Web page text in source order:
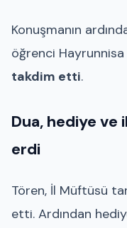
Konuşmanın
öğrenci Hayrunnisa
takdim etti.
Dua, hediye ve
erdi
Tören, İl Müftüsü
etti. Ardından